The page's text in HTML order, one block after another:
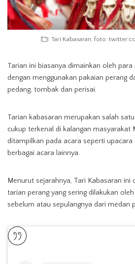
Tari Kabasaran, foto:
Tarian ini biasanya dimainkan oleh
dengan menggunakan pakaian perang
pedang, tombak dan perisai.
Tarian kabasaran merupakan salah
cukup terkenal di kalangan masyarakat
ditampilkan pada acara seperti
berbagai acara lainnya.
Menurut sejarahnya, Tari Kabasaran ini
tarian perang yang sering dilakukan
sebelum atau sepulangnya dari medan